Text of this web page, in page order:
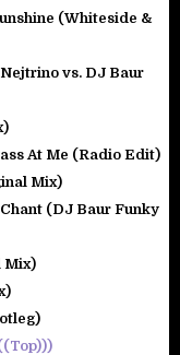
(Whiteside &
vs. DJ Baur
At Me (Radio Edit)
Mix)
(DJ Baur Funky
Mix)